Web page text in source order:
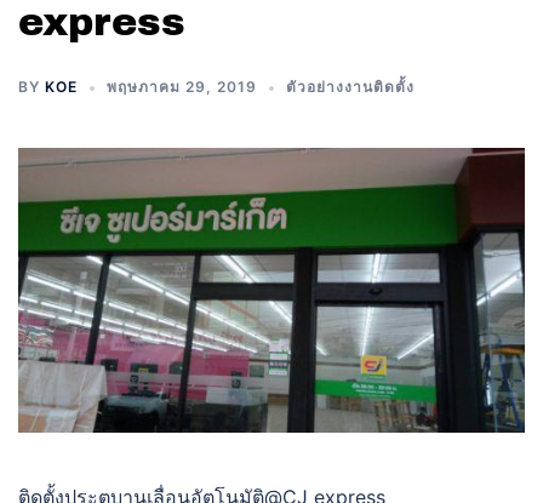
express
BY KOE พฤษภาคม 29, 2019 ตัวอย่างงานติดตั้ง
ติดตั้งประตูบานเลื่อนอัตโนมัติ@CJ express